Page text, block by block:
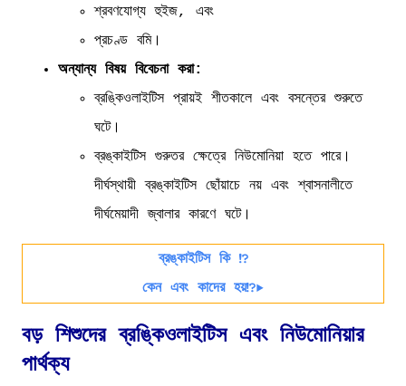
শ্রবণযোগ্য হুইজ, এবং
প্রচণ্ড বমি।
অন্যান্য বিষয় বিবেচনা করা:
ব্রঙ্কিওলাইটিস প্রায়ই শীতকালে এবং বসন্তের শুরুতে
ঘটে।
ব্রঙ্কাইটিস গুরুতর ক্ষেত্রে নিউমোনিয়া হতে পারে।
দীর্ঘস্থায়ী ব্রঙ্কাইটিস ছোঁয়াচে নয় এবং শ্বাসনালীতে
দীর্ঘমেয়াদী জ্বালার কারণে ঘটে।
ব্রঙ্কাইটিস কি ⁉️
কেন এবং কাদের হয়⁉️▶️
বড় শিশুদের ব্রঙ্কিওলাইটিস এবং নিউমোনিয়ার
পার্থক্য